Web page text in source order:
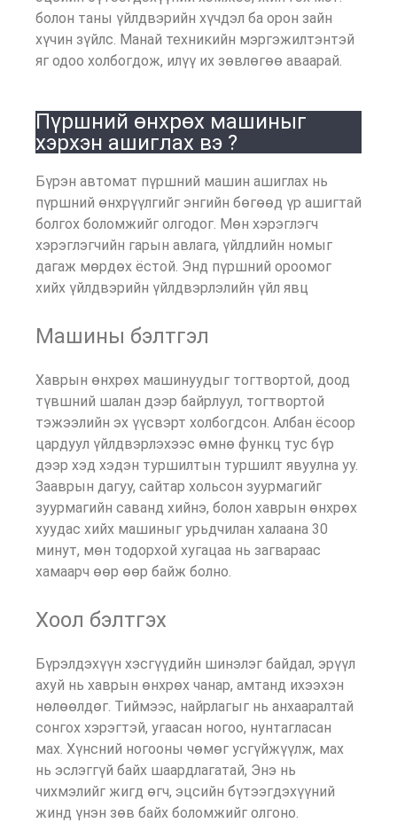
болон таны үйлдвэрийн хүчдэл ба орон зайн
хүчин зүйлс. Манай техникийн мэргэжилтэнтэй
яг одоо холбогдож, илүү их зөвлөгөө аваарай.
Пүршний өнхрөх машиныг
хэрхэн ашиглах вэ ?
Бүрэн автомат пүршний машин ашиглах нь
пүршний өнхрүүлгийг энгийн бөгөөд үр ашигтай
болгох боломжийг олгодог. Мөн хэрэглэгч
хэрэглэгчийн гарын авлага, үйлдлийн номыг
дагаж мөрдөх ёстой. Энд пүршний ороомог
хийх үйлдвэрийн үйлдвэрлэлийн үйл явц
Машины бэлтгэл
Хаврын өнхрөх машинуудыг тогтвортой, доод
түвшний шалан дээр байрлуул, тогтвортой
тэжээлийн эх үүсвэрт холбогдсон. Албан ёсоор
цардуул үйлдвэрлэхээс өмнө функц тус бүр
дээр хэд хэдэн туршилтын туршилт явуулна уу.
Зааврын дагуу, сайтар хольсон зуурмагийг
зуурмагийн саванд хийнэ, болон хаврын өнхрөх
хуудас хийх машиныг урьдчилан халаана 30
минут, мөн тодорхой хугацаа нь загвараас
хамаарч өөр өөр байж болно.
Хоол бэлтгэх
Бүрэлдэхүүн хэсгүүдийн шинэлэг байдал, эрүүл
ахуй нь хаврын өнхрөх чанар, амтанд ихээхэн
нөлөөлдөг. Тиймээс, найрлагыг нь анхааралтай
сонгох хэрэгтэй, угаасан ногоо, нунтагласан
мах. Хүнсний ногооны чөмөг усгүйжүүлж, мах
нь эслэггүй байх шаардлагатай, Энэ нь
чихмэлийг жигд өгч, эцсийн бүтээгдэхүүний
жинд үнэн зөв байх боломжийг олгоно.